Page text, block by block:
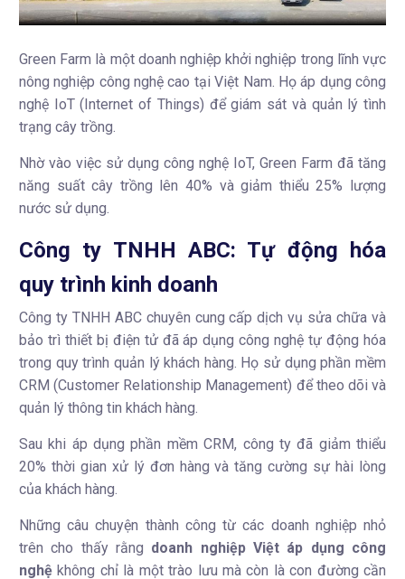
Green Farm là một doanh nghiệp khởi nghiệp trong lĩnh vực
nông nghiệp công nghệ cao tại Việt Nam. Họ áp dụng công
nghệ IoT (Internet of Things) để giám sát và quản lý tình
trạng cây trồng.
Nhờ vào việc sử dụng công nghệ IoT, Green Farm đã tăng
năng suất cây trồng lên 40% và giảm thiểu 25% lượng
nước sử dụng.
Công ty TNHH ABC: Tự động hóa
quy trình kinh doanh
Công ty TNHH ABC chuyên cung cấp dịch vụ sửa chữa và
bảo trì thiết bị điện tử đã áp dụng công nghệ tự động hóa
trong quy trình quản lý khách hàng. Họ sử dụng phần mềm
CRM (Customer Relationship Management) để theo dõi và
quản lý thông tin khách hàng.
Sau khi áp dụng phần mềm CRM, công ty đã giảm thiểu
20% thời gian xử lý đơn hàng và tăng cường sự hài lòng
của khách hàng.
Những câu chuyện thành công từ các doanh nghiệp nhỏ
trên cho thấy rằng doanh nghiệp Việt áp dụng công
nghệ không chỉ là một trào lưu mà còn là con đường cần